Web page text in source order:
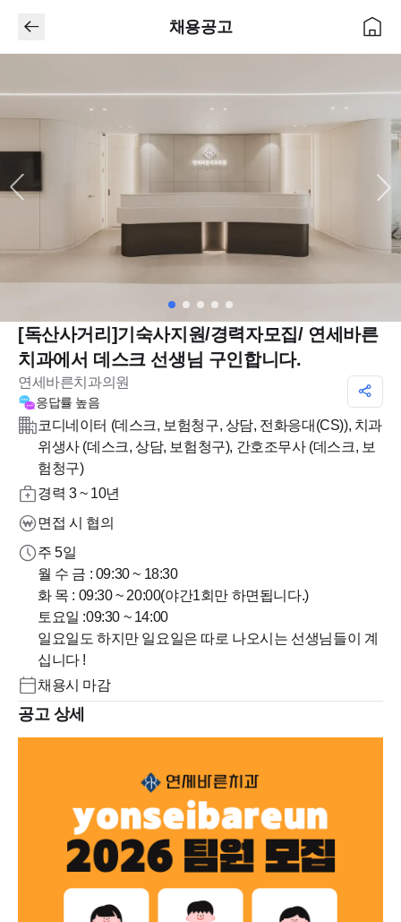
채용공고
[독산사거리]기숙사지원/경력자모집/ 연세바른
치과에서 데스크 선생님 구인합니다.
연세바른치과의원
응답률 높음
코디네이터 (데스크, 보험청구, 상담, 전화응대(CS)), 치과
위생사 (데스크, 상담, 보험청구), 간호조무사 (데스크, 보
험청구)
경력 3 ~ 10년
면접 시 협의
주 5일
월 수 금 : 09:30 ~ 18:30
화 목 : 09:30 ~ 20:00(야간1회만 하면됩니다.)
토요일 :09:30 ~ 14:00
일요일도 하지만 일요일은 따로 나오시는 선생님들이 계
십니다 !
채용시 마감
공고 상세